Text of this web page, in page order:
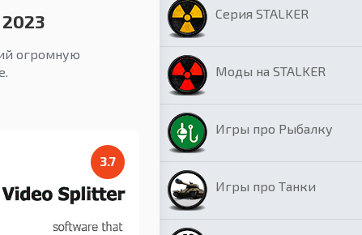
огромную
3.7
Серия STALKER
Моды на STALKER
Игры про Рыбалку
Игры про Танки